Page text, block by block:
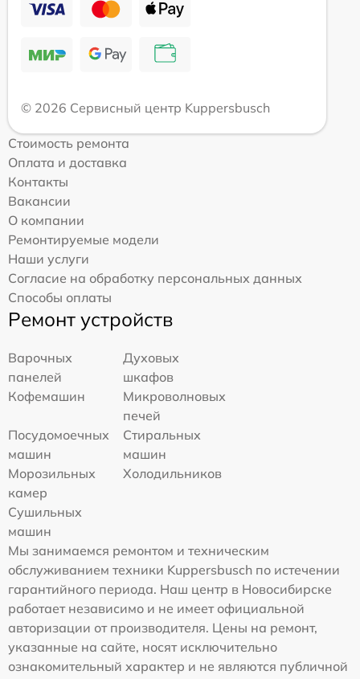
© 2026 Сервисный центр Kuppersbusch
Стоимость ремонта
Оплата и доставка
Контакты
Вакансии
О компании
Ремонтируемые модели
Наши услуги
Согласие на обработку персональных данных
Способы оплаты
Ремонт устройств
Варочных
панелей
Духовых
шкафов
Кофемашин
Микроволновых
печей
Посудомоечных
машин
Стиральных
машин
Морозильных
камер
Холодильников
Сушильных
машин
Мы занимаемся ремонтом и техническим
обслуживанием техники Kuppersbusch по истечении
гарантийного периода. Наш центр в Новосибирске
работает независимо и не имеет официальной
авторизации от производителя. Цены на ремонт,
указанные на сайте, носят исключительно
ознакомительный характер и не являются публичной